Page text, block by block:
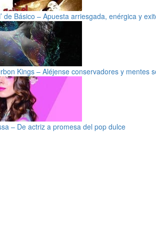
de Básico – Apuesta arriesgada, enérgica y
Kings – Aléjense conservadores y mentes
– De actriz a promesa del pop dulce